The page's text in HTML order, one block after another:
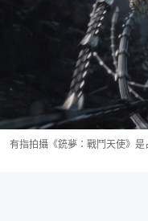
有指拍攝《銃夢：戰鬥天使》是